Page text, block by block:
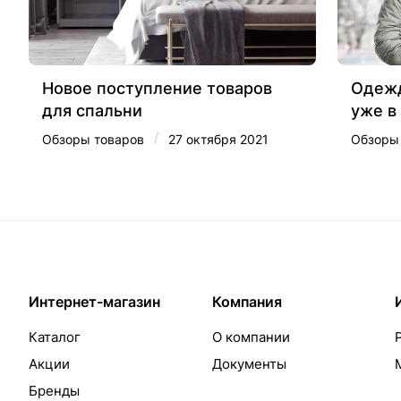
Новое поступление товаров
для спальни
Обзоры товаров / 27 октября 2021
уже в
Обзоры
Интернет-магазин
Каталог
Акции
Бренды
Компания
О компании
Документы